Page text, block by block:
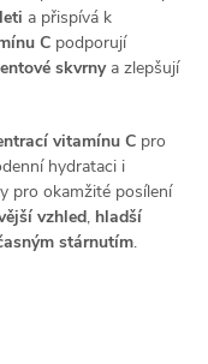
a přispívá k
C podporují
skvrnya zlepšují
vitamínu C pro
hydrataci i
pro okamžité posílení
vzhled, hladší
stárnutím.